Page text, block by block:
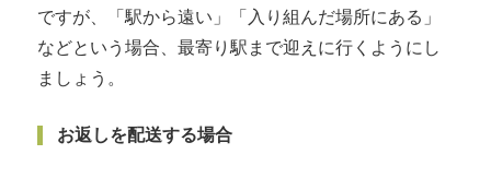
ですが、「駅から遠い」「入り組んだ場所にある」
などという場合、最寄り駅まで迎えに行くようにし
ましょう。
お返しを配送する場合